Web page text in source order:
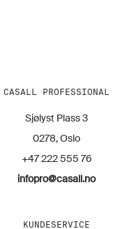
CASALL PROFESSIONAL
Sjølyst Plass 3
0278, Oslo
+47 222 555 76
infopro@casall.no
KUNDESERVICE